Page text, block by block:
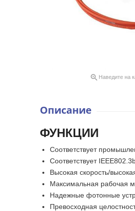
 Наведите на
Описание
ФУНКЦИИ
Соответствует
Соответствует
Высокая скорость/
Максимальная рабочая
Надежные фотонные
Превосходная